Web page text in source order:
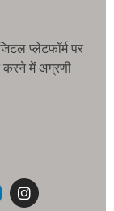
प्लेटफॉर्म पर
करने में अग्रणी